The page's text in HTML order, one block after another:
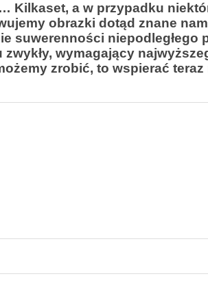
Kilkaset, a w przypadku
obrazki dotąd znane
suwerenności niepodległego
wymagający
zrobić, to wspierać teraz